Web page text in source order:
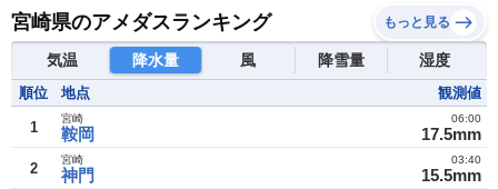
宮崎県のアメダスランキング もっと見る
気温 降水量 風 降雪量 湿度
順位 地点 観測値
1 鞍岡
宮崎
17.5mm
06:00
2 神門
宮崎
15.5mm
03:40